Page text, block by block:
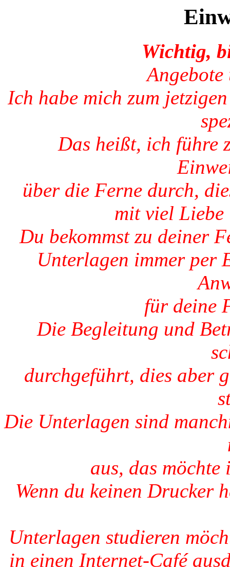
Wichtig,
Ich habe mich zum
Das heißt, ich führe
über die Ferne durch,
mit viel
Du bekommst zu deiner
Unterlagen immer per
für deine
Die Begleitung und
durchgeführt, dies aber
Die Unterlagen sind
aus, das
Wenn du keinen Drucker
Unterlagen studieren
in einen Internet-Café